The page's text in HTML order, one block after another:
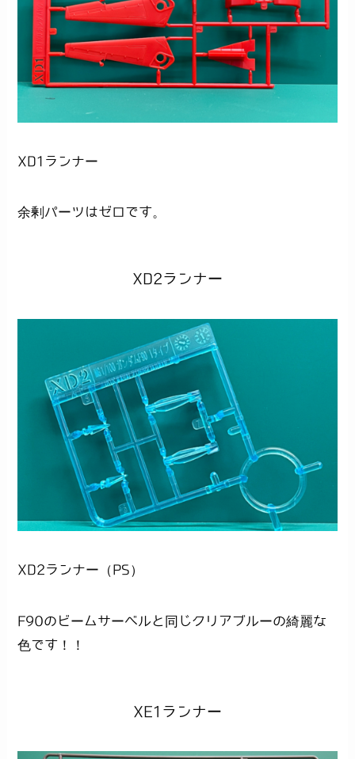
XD1ランナー
余剰パーツはゼロです。
XD2ランナー
XD2ランナー（PS）
F90のビームサーベルと同じクリアブルーの綺麗な
色です！！
XE1ランナー